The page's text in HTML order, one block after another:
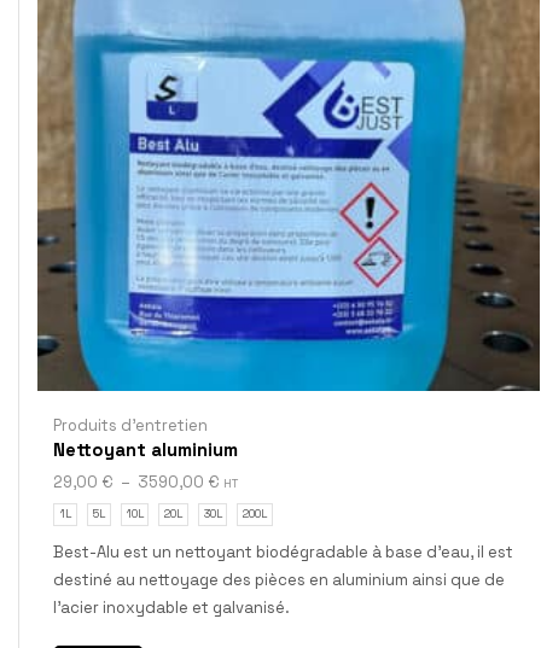
Produits d'entretien
Nettoyant aluminium
29,00 € – 3590,00 € HT
1L 5L 10L 20L 30L 200L
Best-Alu est un nettoyant biodégradable à base d’eau, il est
destiné au nettoyage des pièces en aluminium ainsi que de
l’acier inoxydable et galvanisé.